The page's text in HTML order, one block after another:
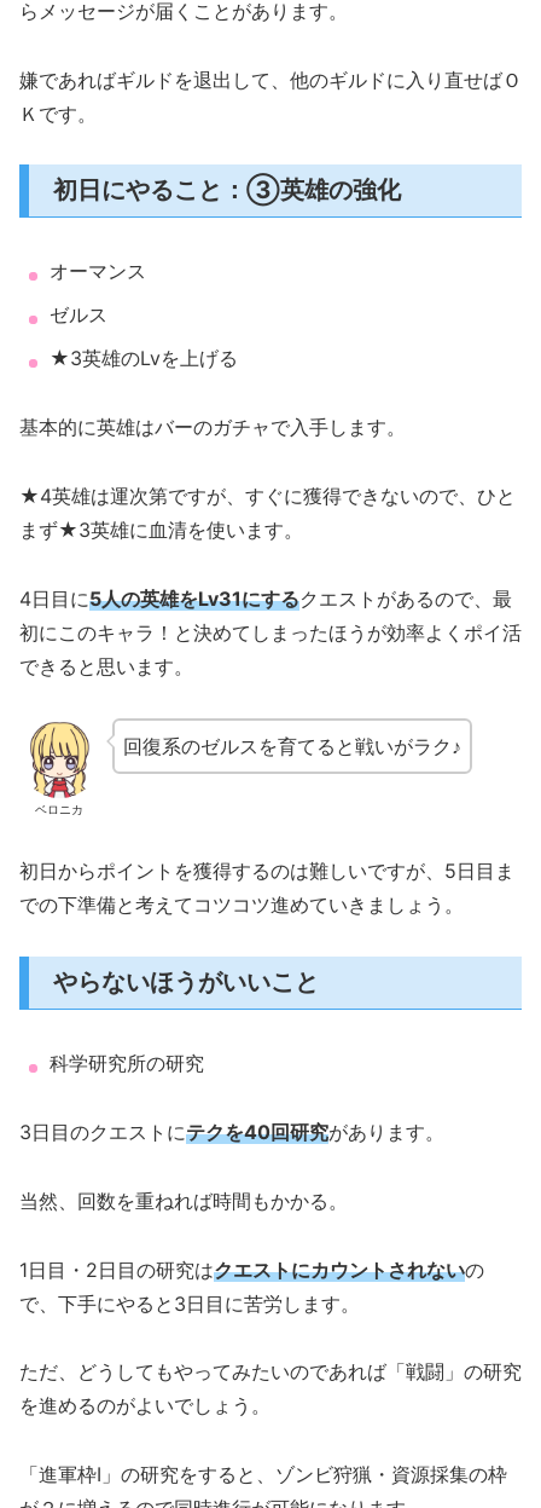
らメッセージが届くことがあります。
嫌であればギルドを退出して、他のギルドに入り直せばＯ
Ｋです。
初日にやること：③英雄の強化
オーマンス
ゼルス
★3英雄のLvを上げる
基本的に英雄はバーのガチャで入手します。
★4英雄は運次第ですが、すぐに獲得できないので、ひと
まず★3英雄に血清を使います。
4日目に5人の英雄をLv31にするクエストがあるので、最
初にこのキャラ！と決めてしまったほうが効率よくポイ活
できると思います。
ベロニカ
回復系のゼルスを育てると戦いがラク♪
初日からポイントを獲得するのは難しいですが、5日目ま
での下準備と考えてコツコツ進めていきましょう。
やらないほうがいいこと
科学研究所の研究
3日目のクエストにテクを40回研究があります。
当然、回数を重ねれば時間もかかる。
1日目・2日目の研究はクエストにカウントされないの
で、下手にやると3日目に苦労します。
ただ、どうしてもやってみたいのであれば「戦闘」の研究
を進めるのがよいでしょう。
「進軍枠Ⅰ」の研究をすると、ゾンビ狩猟・資源採集の枠